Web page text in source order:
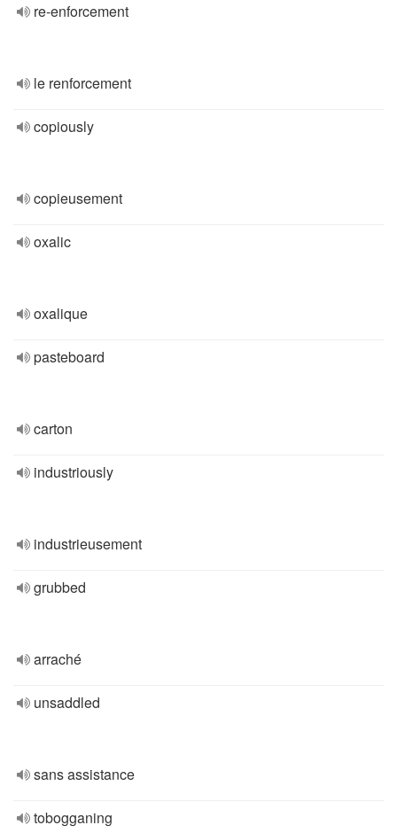
re-enforcement
le renforcement
copiously
copieusement
oxalic
oxalique
pasteboard
carton
industriously
industrieusement
grubbed
arraché
unsaddled
sans assistance
tobogganing